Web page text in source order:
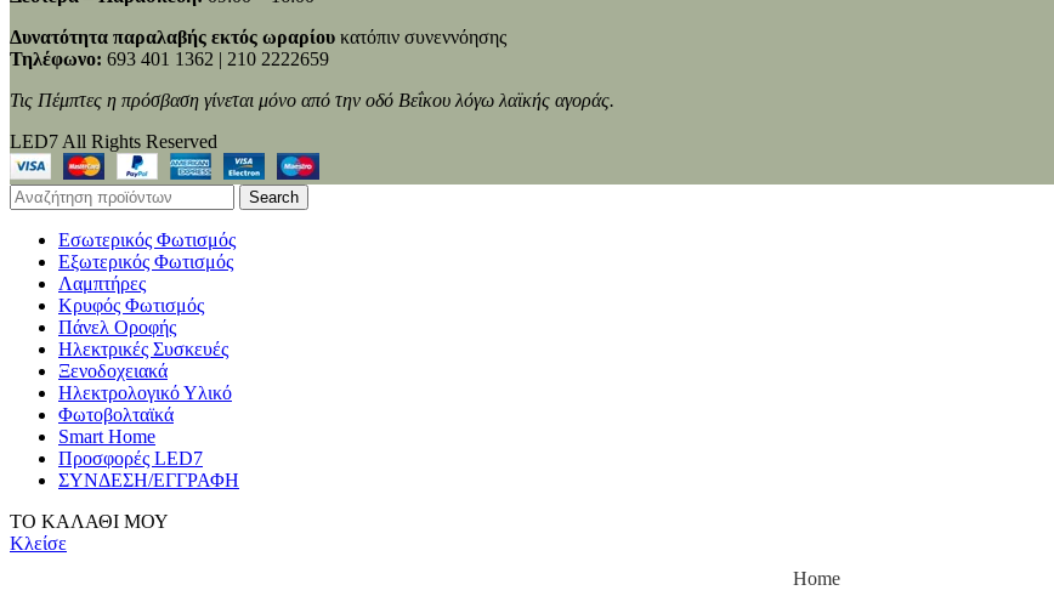
Δυνατότητα παραλαβής εκτός ωραρίου κατόπιν συνεννόησης
Τηλέφωνο: 693 401 1362 | 210 2222659
Τις Πέμπτες η πρόσβαση γίνεται μόνο από την οδό Βεΐκου λόγω λαϊκής αγοράς.
LED7 All Rights Reserved
Search
Εσωτερικός Φωτισμός
Εξωτερικός Φωτισμός
Λαμπτήρες
Κρυφός Φωτισμός
Πάνελ Οροφής
Ηλεκτρικές Συσκευές
Ξενοδοχειακά
Ηλεκτρολογικό Υλικό
Φωτοβολταϊκά
Smart Home
Προσφορές LED7
ΣΥΝΔΕΣΗ/ΕΓΓΡΑΦΗ
ΤΟ ΚΑΛΑΘΙ ΜΟΥ
Κλείσε
Home